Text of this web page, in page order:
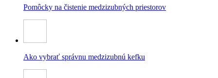
Pomôcky na čistenie medzizubných priestorov
Ako vybrať správnu medzizubnú kefku